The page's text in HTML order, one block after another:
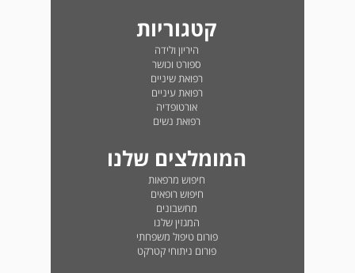
קטגוריות
היריון ולידה
ספורט וכושר
רפואת שיניים
רפואת עיניים
אורטופדיה
רפואת נשים
המומלצים שלנו
חיפוש מרפאות
חיפוש רופאים
מחשבונים
המגזין שלנו
פורום טיפול משפחתי
פורום ניתוחי קטרקט